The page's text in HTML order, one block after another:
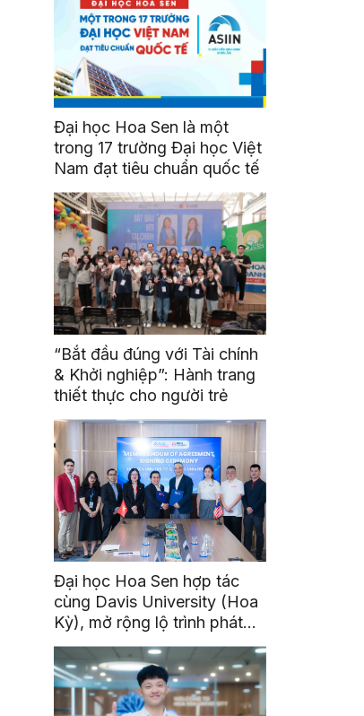
Đại học Hoa Sen là một
trong 17 trường Đại học Việt
Nam đạt tiêu chuẩn quốc tế
“Bắt đầu đúng với Tài chính
& Khởi nghiệp”: Hành trang
thiết thực cho người trẻ
Đại học Hoa Sen hợp tác
cùng Davis University (Hoa
Kỳ), mở rộng lộ trình phát
triển toàn cầu cho sinh viên